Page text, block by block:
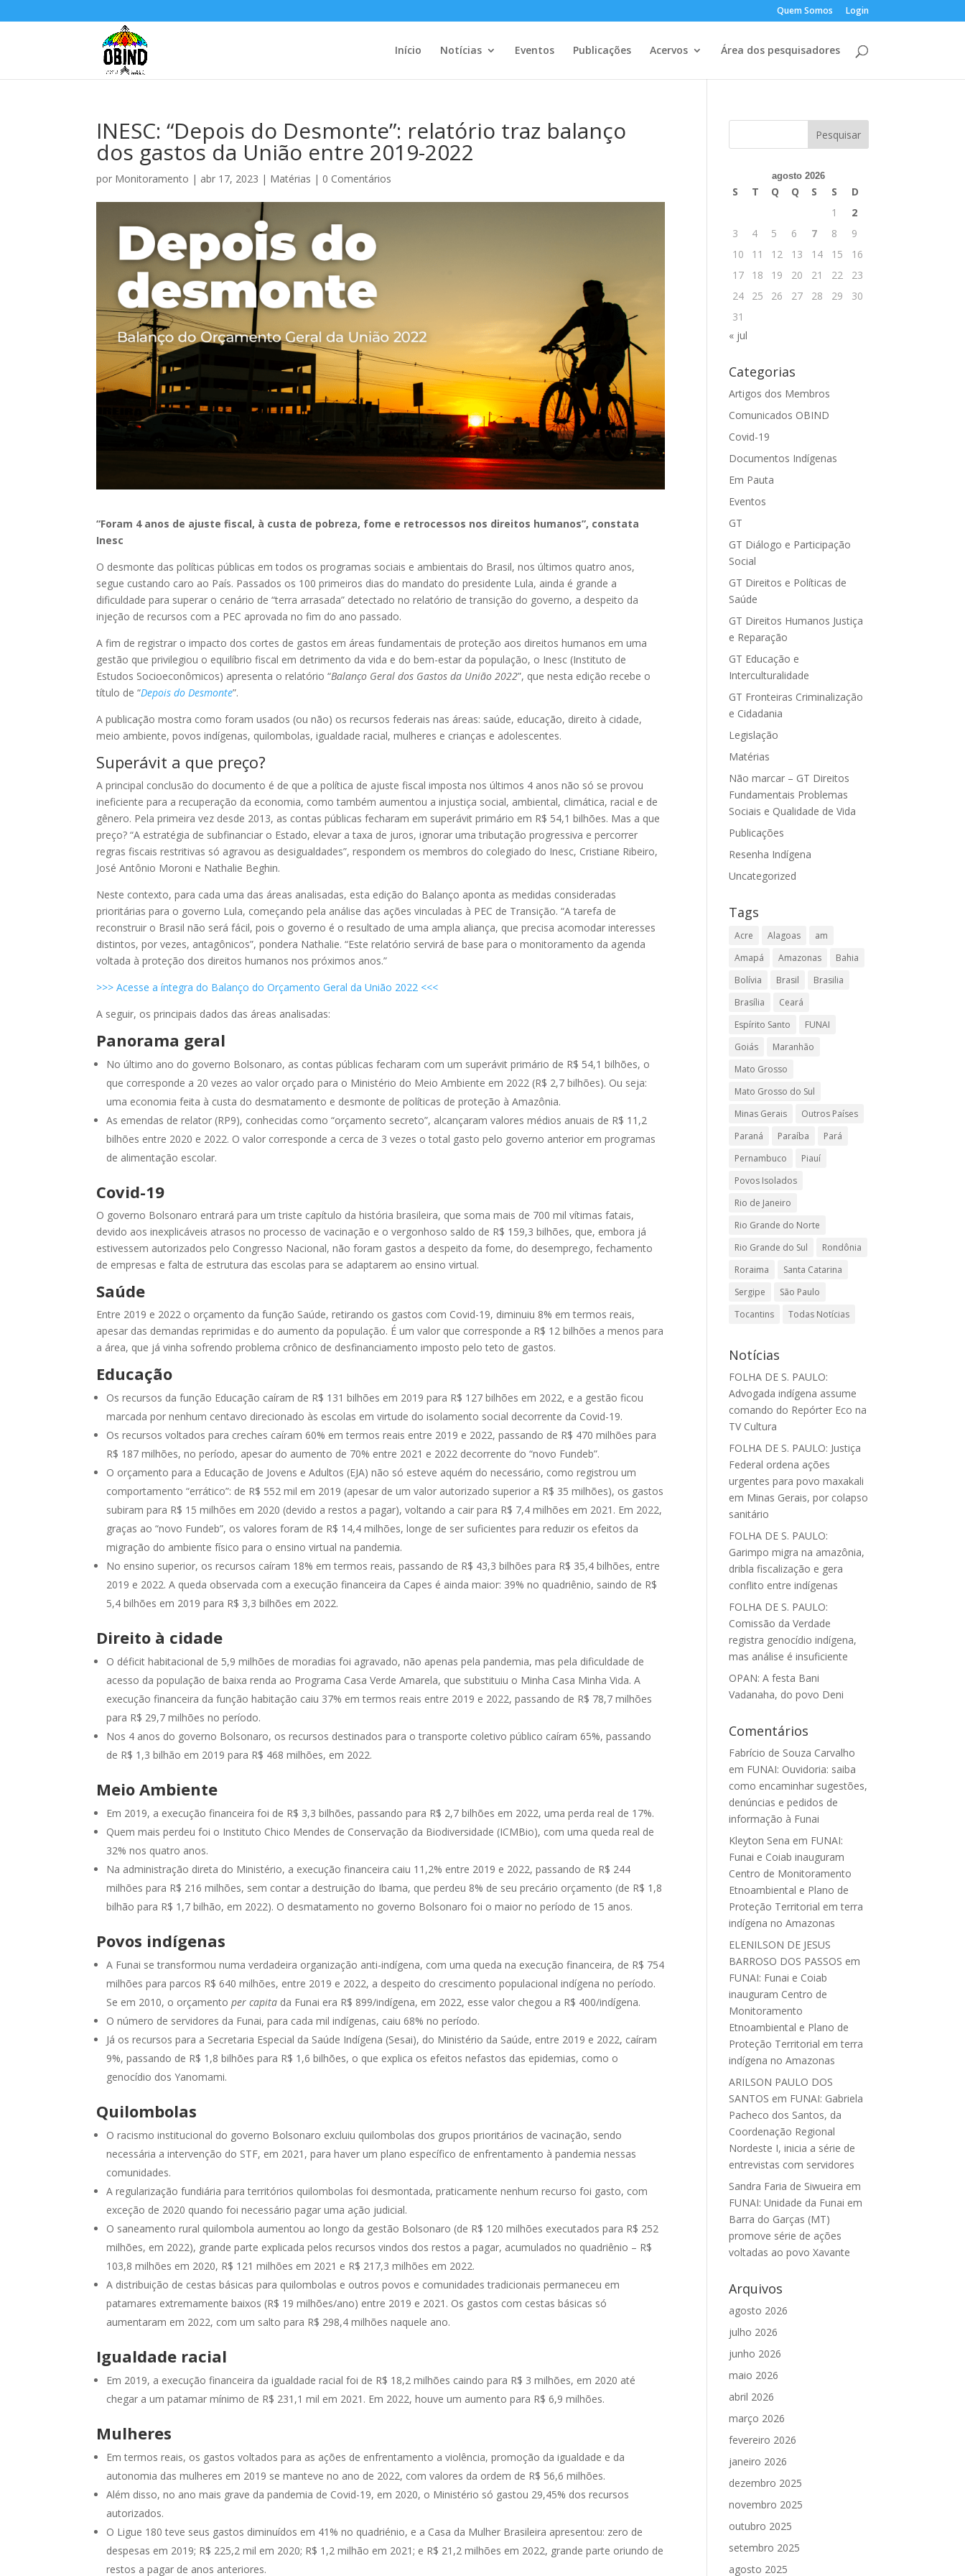
Quem Somos Login
Início Notícias Eventos Publicações Acervos Área dos pesquisadores
INESC: “Depois do Desmonte”: relatório traz balanço
dos gastos da União entre 2019-2022
por Monitoramento | abr 17, 2023 | Matérias | 0 Comentários
“Foram 4 anos de ajuste fiscal, à custa de pobreza, fome e retrocessos nos direitos humanos”, constata
Inesc
O desmonte das políticas públicas em todos os programas sociais e ambientais do Brasil, nos últimos quatro anos,
segue custando caro ao País. Passados os 100 primeiros dias do mandato do presidente Lula, ainda é grande a
dificuldade para superar o cenário de “terra arrasada” detectado no relatório de transição do governo, a despeito da
injeção de recursos com a PEC aprovada no fim do ano passado.
A fim de registrar o impacto dos cortes de gastos em áreas fundamentais de proteção aos direitos humanos em uma
gestão que privilegiou o equilíbrio fiscal em detrimento da vida e do bem-estar da população, o Inesc (Instituto de
Estudos Socioeconômicos) apresenta o relatório “Balanço Geral dos Gastos da União 2022”, que nesta edição recebe o
título de “Depois do Desmonte”.
A publicação mostra como foram usados (ou não) os recursos federais nas áreas: saúde, educação, direito à cidade,
meio ambiente, povos indígenas, quilombolas, igualdade racial, mulheres e crianças e adolescentes.
Superávit a que preço?
A principal conclusão do documento é de que a política de ajuste fiscal imposta nos últimos 4 anos não só se provou
ineficiente para a recuperação da economia, como também aumentou a injustiça social, ambiental, climática, racial e de
gênero. Pela primeira vez desde 2013, as contas públicas fecharam em superávit primário em R$ 54,1 bilhões. Mas a que
preço? “A estratégia de subfinanciar o Estado, elevar a taxa de juros, ignorar uma tributação progressiva e percorrer
regras fiscais restritivas só agravou as desigualdades”, respondem os membros do colegiado do Inesc, Cristiane Ribeiro,
José Antônio Moroni e Nathalie Beghin.
Neste contexto, para cada uma das áreas analisadas, esta edição do Balanço aponta as medidas consideradas
prioritárias para o governo Lula, começando pela análise das ações vinculadas à PEC de Transição. “A tarefa de
reconstruir o Brasil não será fácil, pois o governo é o resultado de uma ampla aliança, que precisa acomodar interesses
distintos, por vezes, antagônicos”, pondera Nathalie. “Este relatório servirá de base para o monitoramento da agenda
voltada à proteção dos direitos humanos nos próximos anos.”
>>> Acesse a íntegra do Balanço do Orçamento Geral da União 2022 <<<
A seguir, os principais dados das áreas analisadas:
Panorama geral
No último ano do governo Bolsonaro, as contas públicas fecharam com um superávit primário de R$ 54,1 bilhões, o
que corresponde a 20 vezes ao valor orçado para o Ministério do Meio Ambiente em 2022 (R$ 2,7 bilhões). Ou seja:
uma economia feita à custa do desmatamento e desmonte de políticas de proteção à Amazônia.
As emendas de relator (RP9), conhecidas como “orçamento secreto”, alcançaram valores médios anuais de R$ 11,2
bilhões entre 2020 e 2022. O valor corresponde a cerca de 3 vezes o total gasto pelo governo anterior em programas
de alimentação escolar.
Covid-19
O governo Bolsonaro entrará para um triste capítulo da história brasileira, que soma mais de 700 mil vítimas fatais,
devido aos inexplicáveis atrasos no processo de vacinação e o vergonhoso saldo de R$ 159,3 bilhões, que, embora já
estivessem autorizados pelo Congresso Nacional, não foram gastos a despeito da fome, do desemprego, fechamento
de empresas e falta de estrutura das escolas para se adaptarem ao ensino virtual.
Saúde
Entre 2019 e 2022 o orçamento da função Saúde, retirando os gastos com Covid-19, diminuiu 8% em termos reais,
apesar das demandas reprimidas e do aumento da população. É um valor que corresponde a R$ 12 bilhões a menos para
a área, que já vinha sofrendo problema crônico de desfinanciamento imposto pelo teto de gastos.
Educação
Os recursos da função Educação caíram de R$ 131 bilhões em 2019 para R$ 127 bilhões em 2022, e a gestão ficou
marcada por nenhum centavo direcionado às escolas em virtude do isolamento social decorrente da Covid-19.
Os recursos voltados para creches caíram 60% em termos reais entre 2019 e 2022, passando de R$ 470 milhões para
R$ 187 milhões, no período, apesar do aumento de 70% entre 2021 e 2022 decorrente do “novo Fundeb”.
O orçamento para a Educação de Jovens e Adultos (EJA) não só esteve aquém do necessário, como registrou um
comportamento “errático”: de R$ 552 mil em 2019 (apesar de um valor autorizado superior a R$ 35 milhões), os gastos
subiram para R$ 15 milhões em 2020 (devido a restos a pagar), voltando a cair para R$ 7,4 milhões em 2021. Em 2022,
graças ao “novo Fundeb”, os valores foram de R$ 14,4 milhões, longe de ser suficientes para reduzir os efeitos da
migração do ambiente físico para o ensino virtual na pandemia.
No ensino superior, os recursos caíram 18% em termos reais, passando de R$ 43,3 bilhões para R$ 35,4 bilhões, entre
2019 e 2022. A queda observada com a execução financeira da Capes é ainda maior: 39% no quadriênio, saindo de R$
5,4 bilhões em 2019 para R$ 3,3 bilhões em 2022.
Direito à cidade
O déficit habitacional de 5,9 milhões de moradias foi agravado, não apenas pela pandemia, mas pela dificuldade de
acesso da população de baixa renda ao Programa Casa Verde Amarela, que substituiu o Minha Casa Minha Vida. A
execução financeira da função habitação caiu 37% em termos reais entre 2019 e 2022, passando de R$ 78,7 milhões
para R$ 29,7 milhões no período.
Nos 4 anos do governo Bolsonaro, os recursos destinados para o transporte coletivo público caíram 65%, passando
de R$ 1,3 bilhão em 2019 para R$ 468 milhões, em 2022.
Meio Ambiente
Em 2019, a execução financeira foi de R$ 3,3 bilhões, passando para R$ 2,7 bilhões em 2022, uma perda real de 17%.
Quem mais perdeu foi o Instituto Chico Mendes de Conservação da Biodiversidade (ICMBio), com uma queda real de
32% nos quatro anos.
Na administração direta do Ministério, a execução financeira caiu 11,2% entre 2019 e 2022, passando de R$ 244
milhões para R$ 216 milhões, sem contar a destruição do Ibama, que perdeu 8% de seu precário orçamento (de R$ 1,8
bilhão para R$ 1,7 bilhão, em 2022). O desmatamento no governo Bolsonaro foi o maior no período de 15 anos.
Povos indígenas
A Funai se transformou numa verdadeira organização anti-indígena, com uma queda na execução financeira, de R$ 754
milhões para parcos R$ 640 milhões, entre 2019 e 2022, a despeito do crescimento populacional indígena no período.
Se em 2010, o orçamentoper capita da Funai era R$ 899/indígena, em 2022, esse valor chegou a R$ 400/indígena.
O número de servidores da Funai, para cada mil indígenas, caiu 68% no período.
Já os recursos para a Secretaria Especial da Saúde Indígena (Sesai), do Ministério da Saúde, entre 2019 e 2022, caíram
9%, passando de R$ 1,8 bilhões para R$ 1,6 bilhões, o que explica os efeitos nefastos das epidemias, como o
genocídio dos Yanomami.
Quilombolas
O racismo institucional do governo Bolsonaro excluiu quilombolas dos grupos prioritários de vacinação, sendo
necessária a intervenção do STF, em 2021, para haver um plano específico de enfrentamento à pandemia nessas
comunidades.
A regularização fundiária para territórios quilombolas foi desmontada, praticamente nenhum recurso foi gasto, com
exceção de 2020 quando foi necessário pagar uma ação judicial.
O saneamento rural quilombola aumentou ao longo da gestão Bolsonaro (de R$ 120 milhões executados para R$ 252
milhões, em 2022), grande parte explicada pelos recursos vindos dos restos a pagar, acumulados no quadriênio – R$
103,8 milhões em 2020, R$ 121 milhões em 2021 e R$ 217,3 milhões em 2022.
A distribuição de cestas básicas para quilombolas e outros povos e comunidades tradicionais permaneceu em
patamares extremamente baixos (R$ 19 milhões/ano) entre 2019 e 2021. Os gastos com cestas básicas só
aumentaram em 2022, com um salto para R$ 298,4 milhões naquele ano.
Igualdade racial
Em 2019, a execução financeira da igualdade racial foi de R$ 18,2 milhões caindo para R$ 3 milhões, em 2020 até
chegar a um patamar mínimo de R$ 231,1 mil em 2021. Em 2022, houve um aumento para R$ 6,9 milhões.
Mulheres
Em termos reais, os gastos voltados para as ações de enfrentamento a violência, promoção da igualdade e da
autonomia das mulheres em 2019 se manteve no ano de 2022, com valores da ordem de R$ 56,6 milhões.
Além disso, no ano mais grave da pandemia de Covid-19, em 2020, o Ministério só gastou 29,45% dos recursos
autorizados.
O Ligue 180 teve seus gastos diminuídos em 41% no quadriénio, e a Casa da Mulher Brasileira apresentou: zero de
despesas em 2019; R$ 225,2 mil em 2020; R$ 1,2 milhão em 2021; e R$ 21,2 milhões em 2022, grande parte oriundo de
restos a pagar de anos anteriores.
agosto 2026
S T Q Q S S
D
1
2
3
4 5 6 7 8
9
10
11 12 13 14 15
16
17
18 19 20 21 22
23
24
25 26 27 28 29
30
31
« jul
Categorias
Artigos dos Membros
Comunicados OBIND
Covid-19
Documentos Indígenas
Em Pauta
Eventos
GT
GT Diálogo e Participação
Social
GT Direitos e Políticas de
Saúde
GT Direitos Humanos Justiça
e Reparação
GT Educação e
Interculturalidade
GT Fronteiras Criminalização
e Cidadania
Legislação
Matérias
Não marcar – GT Direitos
Fundamentais Problemas
Sociais e Qualidade de Vida
Publicações
Resenha Indígena
Uncategorized
Tags
Acre Alagoas
am
Amapá
Amazonas
Bahia
Bolívia
Brasil
Brasilia
Brasília
Ceará
Espírito Santo
FUNAI
Goiás
Maranhão
Mato Grosso
Mato Grosso do Sul
Minas Gerais
Outros Países
Paraná
Paraíba
Pará
Pernambuco
Piauí
Povos Isolados
Rio de Janeiro
Rio Grande do Norte
Rio Grande do Sul
Rondônia
Roraima
Santa Catarina
Sergipe
São Paulo
Tocantins
Todas Notícias
Notícias
FOLHA DE S. PAULO:
Advogada indígena assume
comando do Repórter Eco na
TV Cultura
FOLHA DE S. PAULO: Justiça
Federal ordena ações
urgentes para povo maxakali
em Minas Gerais, por colapso
sanitário
FOLHA DE S. PAULO:
Garimpo migra na amazônia,
dribla fiscalização e gera
conflito entre indígenas
FOLHA DE S. PAULO:
Comissão da Verdade
registra genocídio indígena,
mas análise é insuficiente
OPAN: A festa Bani
Vadanaha, do povo Deni
Comentários
Fabrício de Souza Carvalho
em FUNAI: Ouvidoria: saiba
como encaminhar sugestões,
denúncias e pedidos de
informação à Funai
Kleyton Sena em FUNAI:
Funai e Coiab inauguram
Centro de Monitoramento
Etnoambiental e Plano de
Proteção Territorial em terra
indígena no Amazonas
ELENILSON DE JESUS
BARROSO DOS PASSOS em
FUNAI: Funai e Coiab
inauguram Centro de
Monitoramento
Etnoambiental e Plano de
Proteção Territorial em terra
indígena no Amazonas
ARILSON PAULO DOS
SANTOS em FUNAI: Gabriela
Pacheco dos Santos, da
Coordenação Regional
Nordeste I, inicia a série de
entrevistas com servidores
Sandra Faria de Siwueira em
FUNAI: Unidade da Funai em
Barra do Garças (MT)
promove série de ações
voltadas ao povo Xavante
Arquivos
agosto 2026
julho 2026
junho 2026
maio 2026
abril 2026
março 2026
fevereiro 2026
janeiro 2026
dezembro 2025
novembro 2025
outubro 2025
setembro 2025
agosto 2025